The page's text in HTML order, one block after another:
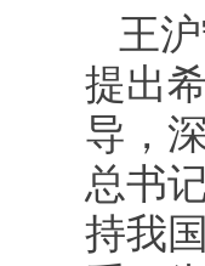
王
提出
导，
总书
持我